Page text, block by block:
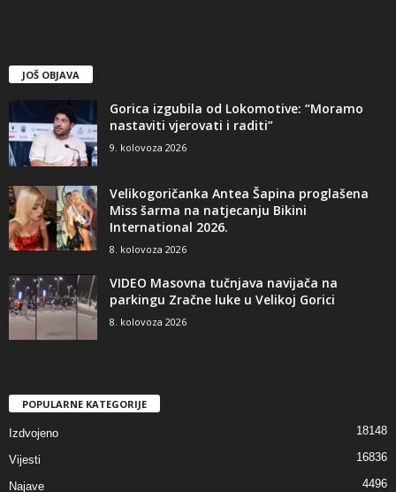
JOŠ OBJAVA
Gorica izgubila od Lokomotive: “Moramo
nastaviti vjerovati i raditi”
9. kolovoza 2026
Velikogoričanka Antea Šapina proglašena
Miss šarma na natjecanju Bikini
International 2026.
8. kolovoza 2026
VIDEO Masovna tučnjava navijača na
parkingu Zračne luke u Velikoj Gorici
8. kolovoza 2026
POPULARNE KATEGORIJE
Izdvojeno 18148
Vijesti 16836
Najave 4496